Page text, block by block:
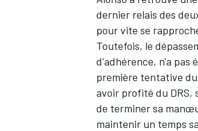
WEC
dernier relais des
pour vite se
Toutefois, le
d'adhérence, n'a pas
première tentative
avoir profité du DRS,
de terminer sa
maintenir un temps